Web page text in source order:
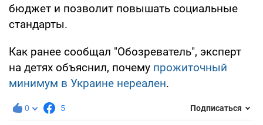
бюджет и позволит повышать социальные
стандарты.
Как ранее сообщал "Обозреватель", эксперт
на детях объяснил, почему прожиточный
минимум в Украине нереален.
0 5 Подписаться